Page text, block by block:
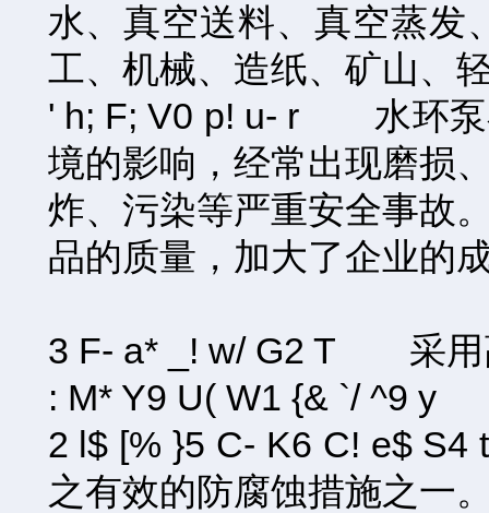
水、真空送料、真空蒸发
工、机械、造纸、矿山、
' h; F; V0 p! u- r 水环泵
境的影响，经常出现磨损
炸、污染等严重安全事故
品的质量，加大了企业的
3 F- a* _! w/ G2 T 采用
: M* Y9 U( W1 {& `/ ^9
2 l$ [% }5 C- K6 C! e$
之有效的防腐蚀措施之一